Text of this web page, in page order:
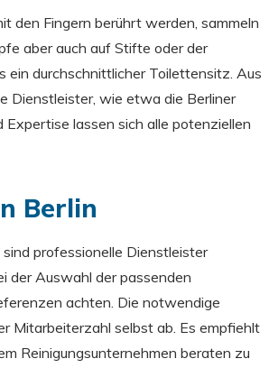
den Fingern berührt werden, sammeln
aber auch auf Stifte oder der
ein durchschnittlicher Toilettensitz. Aus
Dienstleister, wie etwa die Berliner
lassen sich alle potenziellen
Berlin
professionelle Dienstleister
der Auswahl der passenden
achten. Die notwendige
Mitarbeiterzahl selbst ab. Es empfiehlt
Reinigungsunternehmen beraten zu